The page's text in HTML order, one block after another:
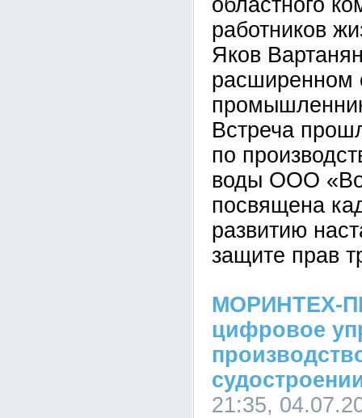
областного
работников
Яков
расширенном
Встреча
по
воды ООО
посвящена
развитию
защите прав
МОРИНТЕХ-
цифровое
21:35,